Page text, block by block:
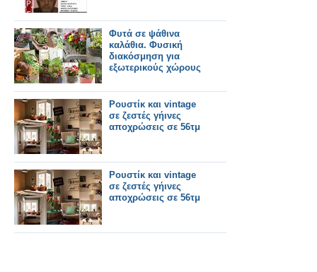
Φυτά σε ψάθινα
καλάθια. Φυσική
διακόσμηση για
εξωτερικούς χώρους
Ρουστίκ και vintage
σε ζεστές γήινες
αποχρώσεις σε 56τμ
Ρουστίκ και vintage
σε ζεστές γήινες
αποχρώσεις σε 56τμ